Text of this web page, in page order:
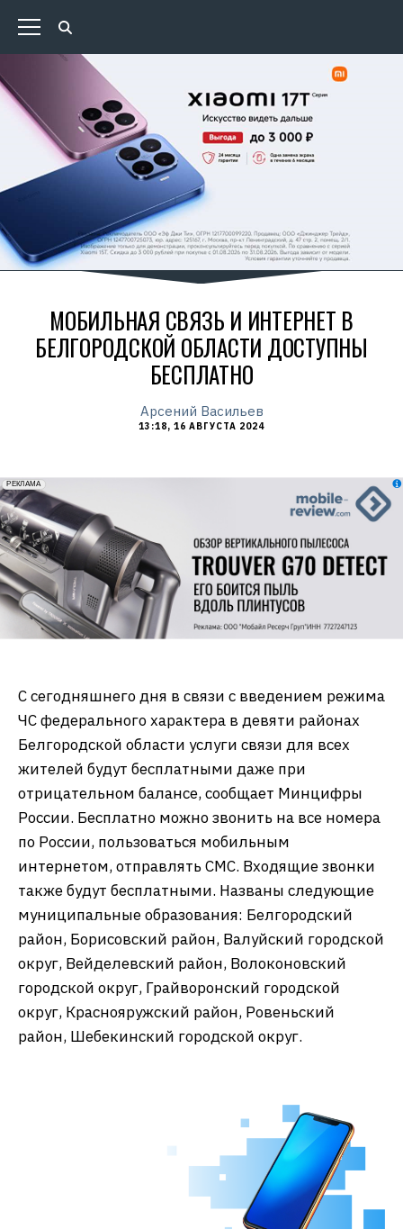
МОБИЛЬНАЯ СВЯЗЬ И ИНТЕРНЕТ В
БЕЛГОРОДСКОЙ ОБЛАСТИ ДОСТУПНЫ
БЕСПЛАТНО
Арсений Васильев
13:18, 16 АВГУСТА 2024
erid: 2VfnxxmNzs5
РЕКЛАМА
С сегодняшнего дня в связи с введением режима
ЧС федерального характера в девяти районах
Белгородской области услуги связи для всех
жителей будут бесплатными даже при
отрицательном балансе, сообщает Минцифры
России. Бесплатно можно звонить на все номера
по России, пользоваться мобильным
интернетом, отправлять СМС. Входящие звонки
также будут бесплатными. Названы следующие
муниципальные образования: Белгородский
район, Борисовский район, Валуйский городской
округ, Вейделевский район, Волоконовский
городской округ, Грайворонский городской
округ, Краснояружский район, Ровеньский
район, Шебекинский городской округ.